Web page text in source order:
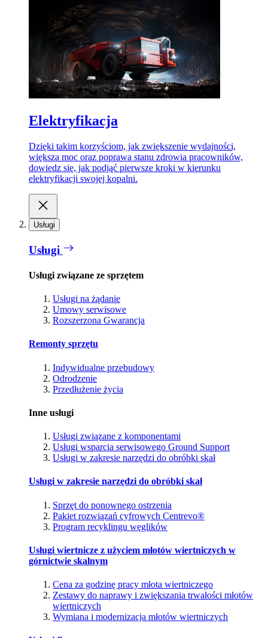
Elektryfikacja
Dzięki takim korzyściom, jak zwiększenie wydajności,
większa moc oraz poprawa stanu zdrowia pracowników,
dowiedz się, jak podjąć pierwsze kroki w kierunku
elektryfikacji swojej kopalni.
Usługi
Usługi
Usługi związane ze sprzętem
Usługi na żądanie
Umowy serwisowe
Rozszerzona Gwarancja
Remonty sprzętu
Indywidualne przebudowy
Odrodzenie
Przedłużenie życia
Inne usługi
Usługi związane z komponentami
Usługi wsparcia serwisowego Ground Support
Usługi w zakresie narzędzi do obróbki skał
Usługi w zakresie narzędzi do obróbki skał
Sprzęt do ponownego ostrzenia
Pakiet rozwiązań cyfrowych Centrevo®
Program recyklingu węglików
Usługi wiertnicze z użyciem młotów wiertniczych w
górnictwie skalnym
Cena za godzinę pracy młota wiertniczego
Zestawy do naprawy i zwiększania trwałości młotów
wiertniczych
Wymiana i modernizacja młotów wiertniczych